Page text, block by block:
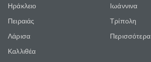
Ηράκλειο
Πειραιάς
Λάρισα
Καλλιθέα
Ιωάννινα
Τρίπολη
Περισσότερα